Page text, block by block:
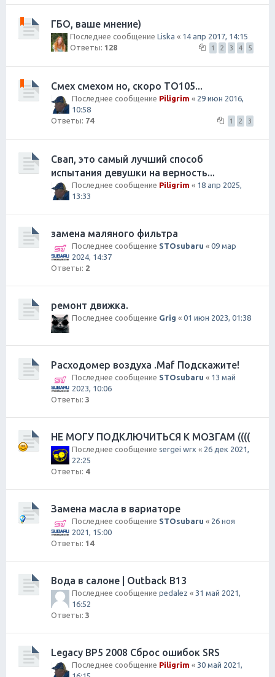
ГБО, ваше мнение)
Последнее сообщение Liska « 14 апр 2017, 14:15
Ответы: 128 1 2 3 4 5
Смех смехом но, скоро ТО105...
Последнее сообщение Piligrim « 29 июн 2016,
10:58
Ответы: 74 1 2 3
Свап, это самый лучший способ
испытания девушки на верность...
Последнее сообщение Piligrim « 18 апр 2025,
13:33
замена маляного фильтра
Последнее сообщение STOsubaru « 09 мар
2024, 14:37
Ответы: 2
ремонт движка.
Последнее сообщение Grig « 01 июн 2023, 01:38
Расходомер воздуха .Maf Подскажите!
Последнее сообщение STOsubaru « 13 май
2023, 10:06
Ответы: 3
НЕ МОГУ ПОДКЛЮЧИТЬСЯ К МОЗГАМ ((((
Последнее сообщение sergei wrx « 26 дек 2021,
22:25
Ответы: 4
Замена масла в вариаторе
Последнее сообщение STOsubaru « 26 ноя
2021, 15:00
Ответы: 14
Вода в салоне | Outback B13
Последнее сообщение pedalez « 31 май 2021,
16:52
Ответы: 3
Legacy BP5 2008 Сброс ошибок SRS
Последнее сообщение Piligrim « 30 май 2021,